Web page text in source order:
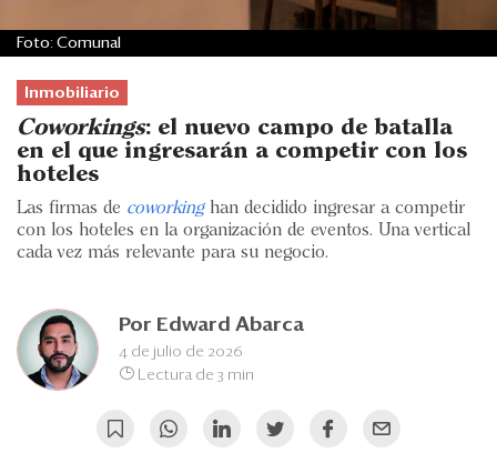
Legal y Política
Blogs
Ranking CEO
Inmobiliario
Coworkings: el nuevo campo de batalla
en el que ingresarán a competir con los
hoteles
Las firmas de coworking han decidido ingresar a competir
con los hoteles en la organización de eventos. Una vertical
cada vez más relevante para su negocio.
Por Edward Abarca
4 de julio de 2026
Lectura de 3 min
Foto: Comunal